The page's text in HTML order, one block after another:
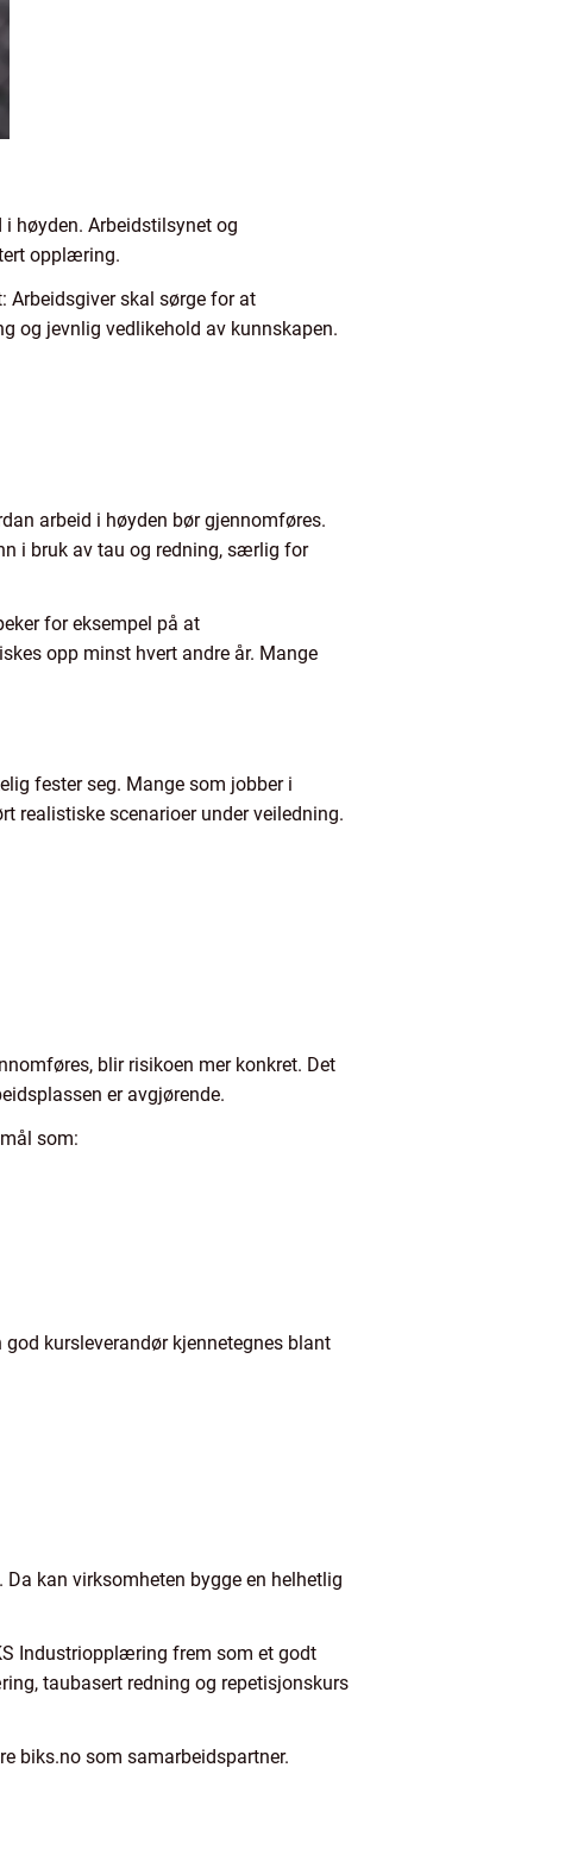
høyden. Arbeidstilsynet og
opplæring.
Arbeidsgiver skal sørge for at
og jevnlig vedlikehold av kunnskapen.
arbeid i høyden bør gjennomføres.
i bruk av tau og redning, særlig for
for eksempel på at
opp minst hvert andre år. Mange
fester seg. Mange som jobber i
realistiske scenarioer under veiledning.
blir risikoen mer konkret. Det
er avgjørende.
som:
kursleverandør kjennetegnes blant
kan virksomheten bygge en helhetlig
Industriopplæring frem som et godt
taubasert redning og repetisjonskurs
biks.no som samarbeidspartner.